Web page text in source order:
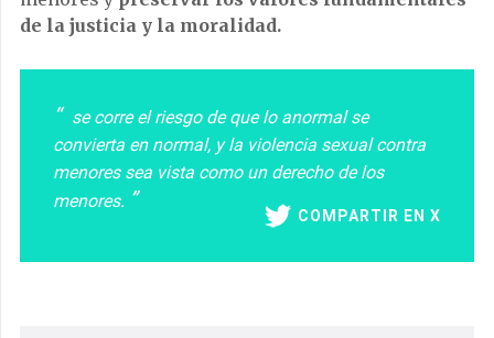
de la justicia y la moralidad.
se corre el riesgo de que lo anormal se
convierta en normal, y la violencia sexual contra
menores sea vista como un derecho de los
menores.
COMPARTIR EN X